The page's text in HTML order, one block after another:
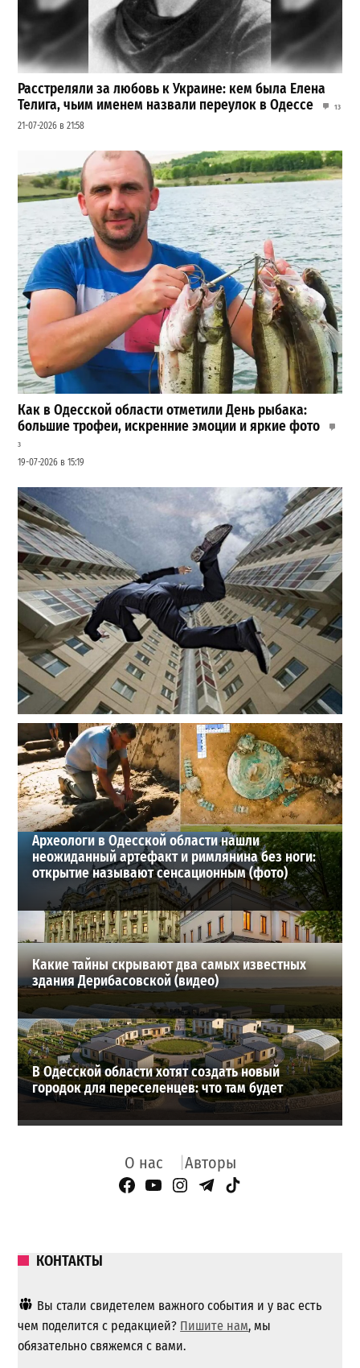
Расстреляли за любовь к Украине: кем была Елена
Телига, чьим именем назвали переулок в Одессе
13
21-07-2026 в 21:58
Как в Одесской области отметили День рыбака:
большие трофеи, искренние эмоции и яркие фото
3
19-07-2026 в 15:19
В одесском жилмассиве Радужном погиб 26-летний
мужчина: что известно
27-07-2026 в 13:47
ВИБОР РЕДАКЦИИ
Археологи в Одесской области нашли
неожиданный артефакт и римлянина без ноги:
открытие называют сенсационным (фото)
Какие тайны скрывают два самых известных
здания Дерибасовской (видео)
В Одесской области хотят создать новый
городок для переселенцев: что там будет
О нас Авторы
Facebook Page
YouTube
Instagram
Telegram
TikTok
КОНТАКТЫ
Вы стали свидетелем важного события и у вас есть
чем поделится с редакцией? Пишите нам, мы
обязательно свяжемся с вами.